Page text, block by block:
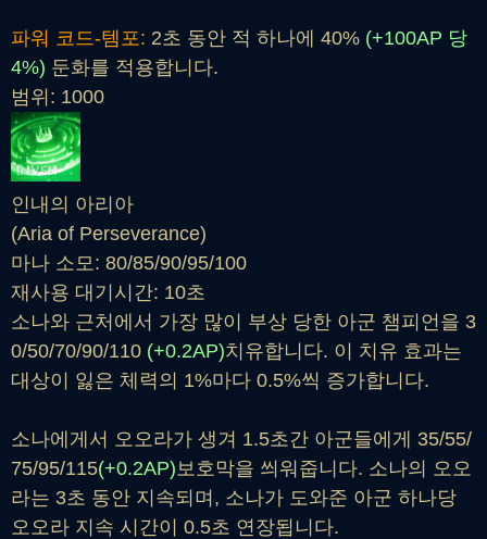
파워 코드-템포: 2초 동안 적 하나에 40% (+100AP 당
4%) 둔화를 적용합니다.
범위: 1000
인내의 아리아
(Aria of Perseverance)
마나 소모: 80/85/90/95/100
재사용 대기시간: 10초
소나와 근처에서 가장 많이 부상 당한 아군 챔피언을 3
0/50/70/90/110 (+0.2AP)치유합니다. 이 치유 효과는
대상이 잃은 체력의 1%마다 0.5%씩 증가합니다.
소나에게서 오오라가 생겨 1.5초간 아군들에게 35/55/
75/95/115(+0.2AP) 보호막을 씌워줍니다. 소나의 오오
라는 3초 동안 지속되며, 소나가 도와준 아군 하나당
오오라 지속 시간이 0.5초 연장됩니다.